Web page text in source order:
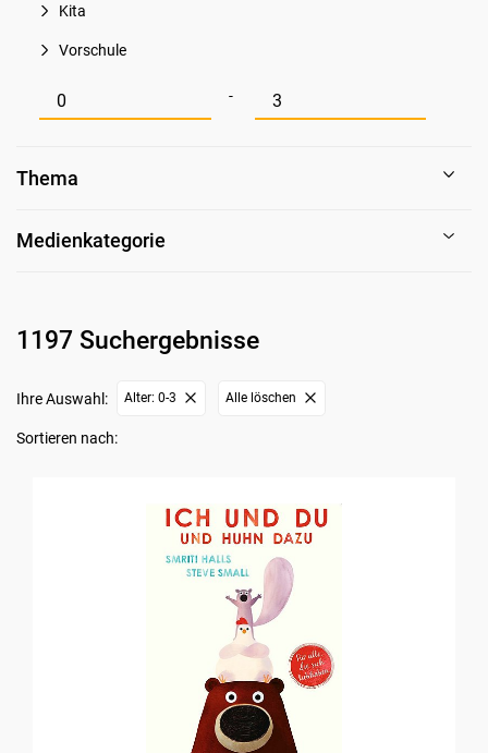
Kita
Vorschule
Mindestwert für Alter -
Maximalwert für Alter
Thema
Medienkategorie
1197 Suchergebnisse
Ihre Auswahl: Alter: 0-3 Alle löschen
Sortieren nach: